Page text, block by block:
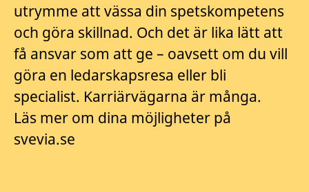
utrymme att vässa din spetskompetens
och göra skillnad. Och det är lika lätt att
få ansvar som att ge – oavsett om du vill
göra en ledarskapsresa eller bli
specialist. Karriärvägarna är många.
Läs mer om dina möjligheter på
svevia.se